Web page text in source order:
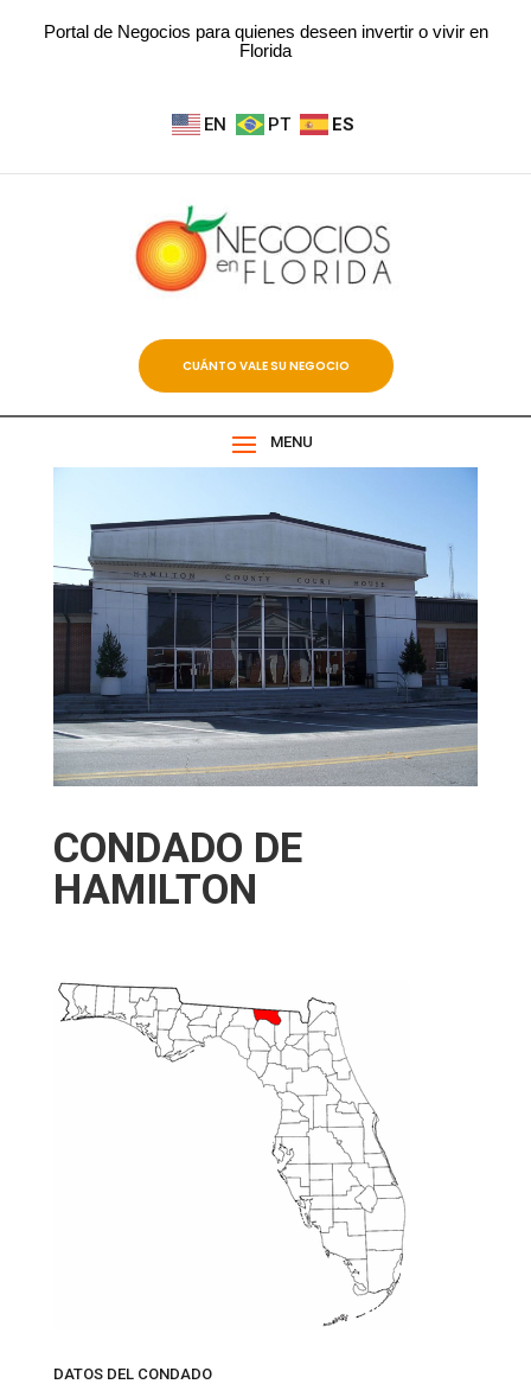
Portal de Negocios para quienes deseen invertir o vivir en
Florida
EN PT ES
CUÁNTO VALE SU NEGOCIO
MENU
CONDADO DE
HAMILTON
DATOS DEL CONDADO